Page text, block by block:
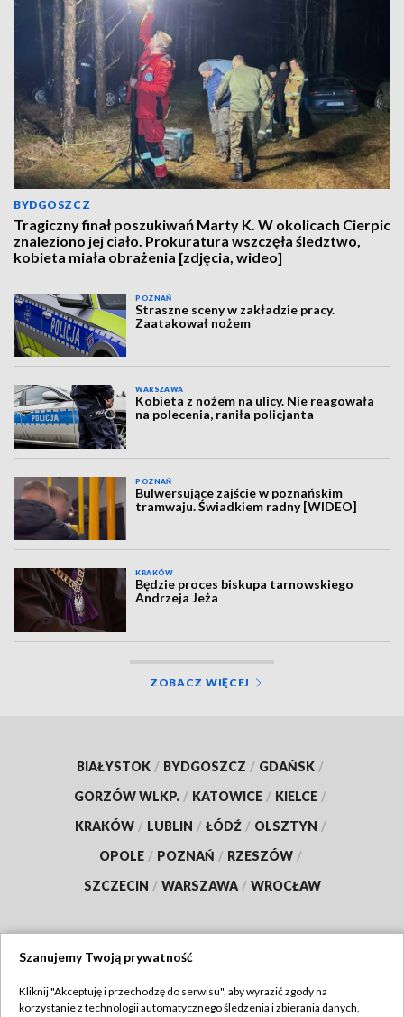
BYDGOSZCZ
Tragiczny finał poszukiwań Marty K. W okolicach Cierpic
znaleziono jej ciało. Prokuratura wszczęła śledztwo,
kobieta miała obrażenia [zdjęcia, wideo]
POZNAŃ
Straszne sceny w zakładzie pracy.
Zaatakował nożem
WARSZAWA
Kobieta z nożem na ulicy. Nie reagowała
na polecenia, raniła policjanta
POZNAŃ
Bulwersujące zajście w poznańskim
tramwaju. Świadkiem radny [WIDEO]
KRAKÓW
Będzie proces biskupa tarnowskiego
Andrzeja Jeża
ZOBACZ WIĘCEJ
BIAŁYSTOK / BYDGOSZCZ / GDAŃSK /
GORZÓW WLKP. / KATOWICE / KIELCE /
KRAKÓW / LUBLIN / ŁÓDŹ / OLSZTYN /
OPOLE / POZNAŃ / RZESZÓW /
SZCZECIN / WARSZAWA / WROCŁAW
TVP
Szanujemy Twoją prywatność
Kliknij "Akceptuję i przechodzę do serwisu", aby wyrazić zgody na
korzystanie z technologii automatycznego śledzenia i zbierania danych,